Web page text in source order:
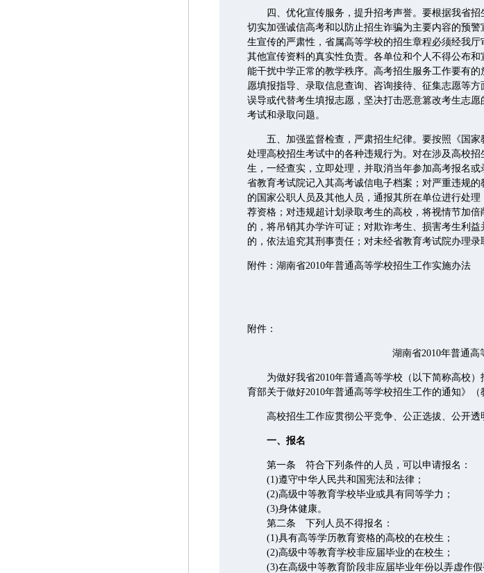
四、优化宣传服务，提升招考声誉。要根据我省招
切实加强诚信高考和以防止招生诈骗为主要内容的预
生宣传的严肃性，省属高等学校的招生章程必须经我
其他宣传资料的真实性负责。各单位和个人不得公布
能干扰中学正常的教学秩序。高考招生服务工作要有
愿填报指导、录取信息查询、咨询接待、征集志愿等
误导或代替考生填报志愿，坚决打击恶意篡改考生志
考试和录取问题。
五、加强监督检查，严肃招生纪律。要按照《国家
处理高校招生考试中的各种违规行为。对在涉及高校
生，一经查实，立即处理，并取消当年参加高考报名
省教育考试院记入其高考诚信电子档案；对严重违规
的国家公职人员及其他人员，通报其所在单位进行处
荐资格；对违规超计划录取考生的高校，将视情节加
的，将吊销其办学许可证；对欺诈考生、损害考生利
的，依法追究其刑事责任；对未经省教育考试院办理录
附件：湖南省2010年普通高等学校招生工作实施办法
湖南省
二O一O年四
附件：
湖南省2010年普通
为做好我省2010年普通高等学校（以下简称高校）
育部关于做好2010年普通高等学校招生工作的通知》（
高校招生工作应贯彻公平竞争、公正选拔、公开透
一、报名
第一条 符合下列条件的人员，可以申请报名：
(1)遵守中华人民共和国宪法和法律；
(2)高级中等教育学校毕业或具有同等学力；
(3)身体健康。
第二条 下列人员不得报名：
(1)具有高等学历教育资格的高校的在校生；
(2)高级中等教育学校非应届毕业的在校生；
(3)在高级中等教育阶段非应届毕业年份以弄虚作假